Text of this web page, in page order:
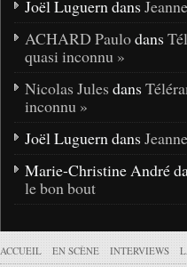
Joël Luguern dans
ACHARD Paulodans
quasi inconnu »
Nicolas Jules dans
inconnu »
Joël Luguern dans
Marie-Christine André
le bon bout
ACCUEIL EN SCÈNE INTERVIEWS